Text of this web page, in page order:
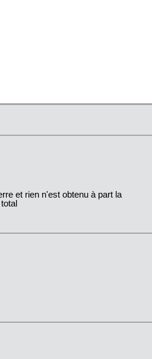
et rien n'est obtenu à part la